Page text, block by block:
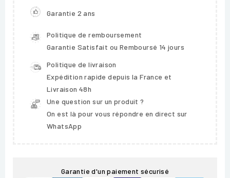
Garantie 2 ans
Politique de remboursement
Garantie Satisfait ou Remboursé 14 jours
Politique de livraison
Expédition rapide depuis la France et
Livraison 48h
Une question sur un produit ?
On est là pour vous répondre en direct sur
WhatsApp
Garantie d'un paiement sécurisé